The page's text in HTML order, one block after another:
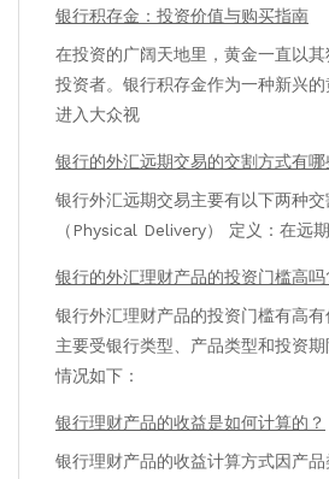
银行积存金：投资价值与购买指南
在投资的广阔天地里，黄金一直以
投资者。银行积存金作为一种新兴
进入大众视
银行的外汇远期交易的交割方式有哪
银行外汇远期交易主要有以下两种
（Physical Delivery） 定义：在远
银行的外汇理财产品的投资门槛高吗
银行外汇理财产品的投资门槛有高有
主要受银行类型、产品类型和投资
情况如下：
银行理财产品的收益是如何计算的？
银行理财产品的收益计算方式因产